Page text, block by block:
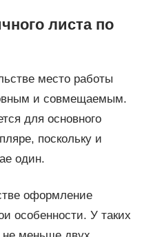
листа по
место работы
и совмещаемым.
для основного
поскольку и
один.
оформление
особенности. У таких